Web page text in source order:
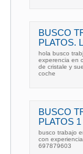
BUSCO
PLATOS.
hola busco
experencia en
de cristale y
coche
BUSCO
PLATOS 1
busco trabajo
con
697879603